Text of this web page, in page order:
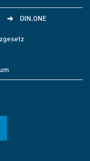
DIN.ONE